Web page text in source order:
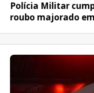
Polícia Militar
roubo majorado